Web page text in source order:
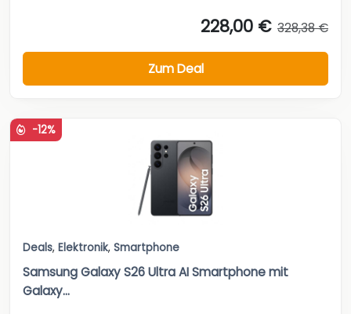
228,00 € 328,38 €
Zum Deal
-12%
Deals, Elektronik, Smartphone
Samsung Galaxy S26 Ultra AI Smartphone mit
Galaxy...